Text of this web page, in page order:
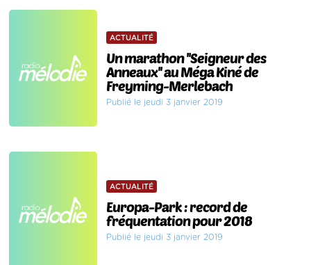
ACTUALITÉ
Un marathon ''Seigneur des
Anneaux'' au Méga Kiné de
Freyming-Merlebach
Publié le jeudi 3 janvier 2019
ACTUALITÉ
Europa-Park : record de
fréquentation pour 2018
Publié le jeudi 3 janvier 2019